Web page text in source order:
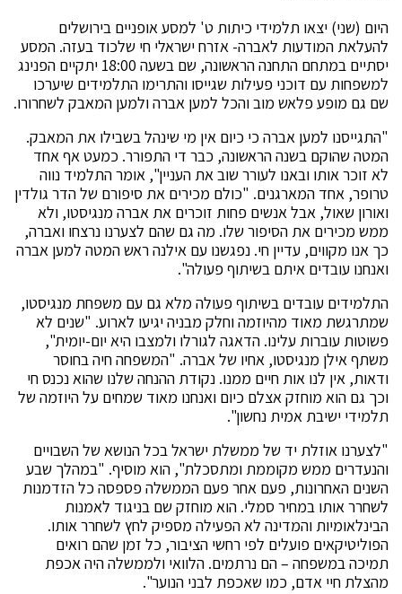
היום (שני) יצאו תלמידי כיתות ט' למסע אופניים בירושלים
להעלאת המודעות לאברה- אזרח ישראלי חי שלכוד בעזה. המסע
יסתיים במתחם התחנה הראשונה, שם בשעה 18:00 יתקיים הפנינג
למשפחות עם דוכני פעילות שגייסו והתרימו התלמידים שיערכו
שם גם מופע פלאש מוב והכל למען אברה ולמען המאבק לשחרורו.
"התגייסנו למען אברה כי כיום אין מי שינהל בשבילו את המאבק.
המטה שהוקם בשנה הראשונה, כבר די התפורר. כמעט אף אחד
לא זוכר אותו ובאנו לעורר שוב את העניין", אומר התלמיד נווה
טרופר, אחד המארגנים. "כולם מכירים את סיפורם של הדר גולדין
ואורון שאול, אבל אנשים פחות זוכרים את אברה מנגיסטו, ולא
ממש מכירים את הסיפור שלו. מה גם שהם לצערנו נרצחו ואברה,
כך אנו מקווים, עדיין חי. נפגשנו עם אילנה ראש המטה למען אברה
ואנחנו עובדים איתם בשיתוף פעולה".
התלמידים עובדים בשיתוף פעולה מלא גם עם משפחת מנגיסטו,
שמתרגשת מאוד מהיוזמה וחלק מבניה יגיעו לארוע. "שנים לא
פשוטות עוברות עלינו. הדאגה לגורלו ולמצבו היא יום-יומית",
משתף אילן מנגיסטו, אחיו של אברה. "המשפחה חיה בחוסר
ודאות, אין לנו אות חיים ממנו. נקודת ההנחה שלנו שהוא נכנס חי
וכך גם הוא מוחזק אצלם כיום ואנחנו מאוד שמחים על היוזמה של
תלמידי ישיבת אמית נחשון".
"לצערנו אוזלת יד של ממשלת ישראל בכל הנושא של השבויים
והנעדרים ממש מקוממת ומתסכלת", הוא מוסיף. "במהלך שבע
השנים האחרונות, פעם אחר פעם הממשלה פספסה כל הזדמנות
לשחרר אותו במחיר סמלי. הוא מוחזק שם בניגוד לאמנות
הבינלאומיות והמדינה לא הפעילה מספיק לחץ לשחרר אותו.
הפוליטיקאים פועלים לפי רחשי הציבור, כל זמן שהם רואים
תמיכה במשפחה – הם נרתמים. הלוואי ולממשלה היה אכפת
מהצלת חיי אדם, כמו שאכפת לבני הנוער".